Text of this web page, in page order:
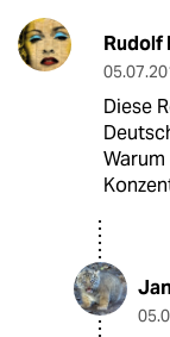
Rudolf
Diese